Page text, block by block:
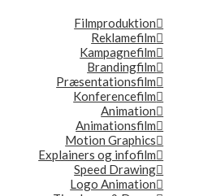
Filmproduktion
Reklamefilm
Kampagnefilm
Brandingfilm
Præsentationsfilm
Konferencefilm
Animation
Animationsfilm
Motion Graphics
Explainers og infofilm
Speed Drawing
Logo Animation